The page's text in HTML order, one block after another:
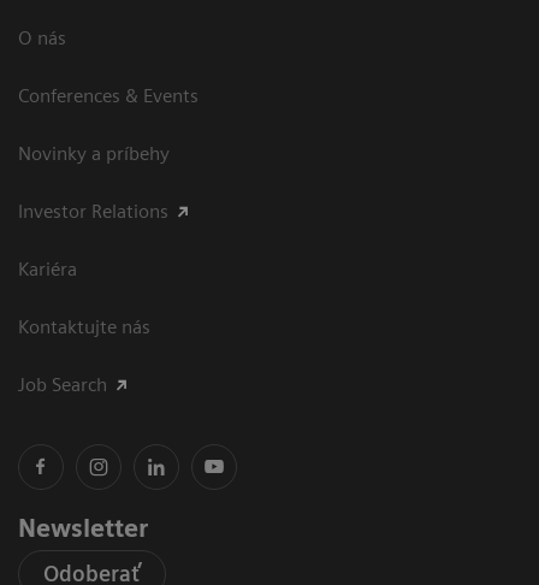
O nás
Conferences & Events
Novinky a príbehy
Investor Relations
Kariéra
Kontaktujte nás
Job Search
Newsletter
Odoberať